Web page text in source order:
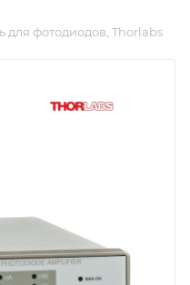
для фотодиодов, Thorlabs